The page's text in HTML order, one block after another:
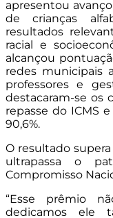
apresentou avanço
de crianças
resultados
racial e
alcançou
redes municipais
professores e
destacaram-se os
repasse do ICMS
90,6%.
O resultado
ultrapassa o
Compromisso
“Esse prêmio
dedicamos ele